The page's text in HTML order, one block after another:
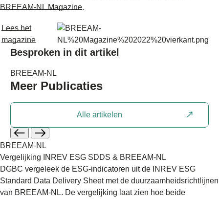
BREEAM-NL Magazine.
Lees het
magazine
Besproken in dit artikel
BREEAM-NL
Meer Publicaties
Alle artikelen
BREEAM-NL
Vergelijking INREV ESG SDDS & BREEAM-NL
DGBC vergeleek de ESG‑indicatoren uit de INREV ESG
Standard Data Delivery Sheet met de duurzaamheidsrichtlijnen
van BREEAM‑NL. De vergelijking laat zien hoe beide